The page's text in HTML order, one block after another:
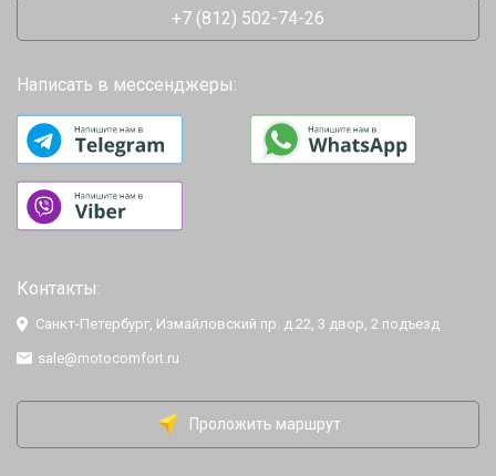
+7 (812) 502-74-26
Написать в мессенджеры:
Контакты:
Санкт-Петербург, Измайловский пр. д.22, 3 двор, 2 подъезд
sale@motocomfort.ru
Проложить маршрут